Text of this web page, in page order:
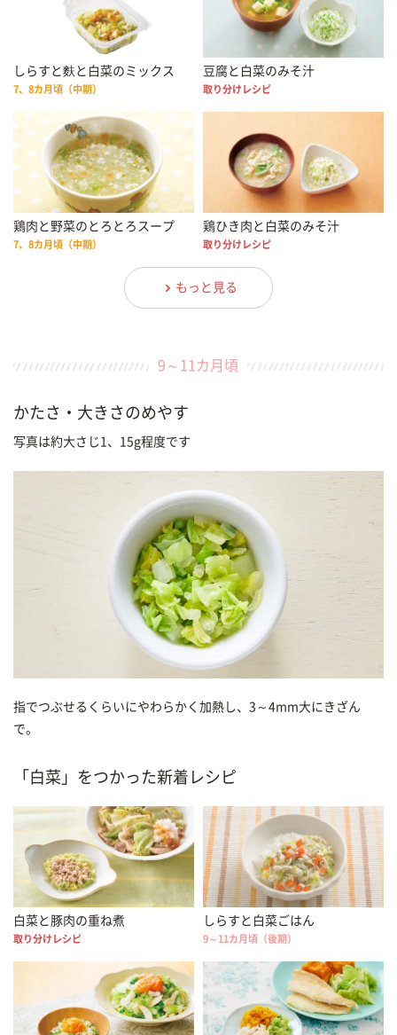
しらすと麩と白菜のミックス
7、8カ月頃（中期）
豆腐と白菜のみそ汁
取り分けレシピ
鶏肉と野菜のとろとろスープ
7、8カ月頃（中期）
鶏ひき肉と白菜のみそ汁
取り分けレシピ
もっと見る
9～11カ月頃
かたさ・大きさのめやす
写真は約大さじ1、15g程度です
指でつぶせるくらいにやわらかく加熱し、3～4mm大にきざん
で。
「白菜」をつかった新着レシピ
白菜と豚肉の重ね煮
取り分けレシピ
しらすと白菜ごはん
9～11カ月頃（後期）